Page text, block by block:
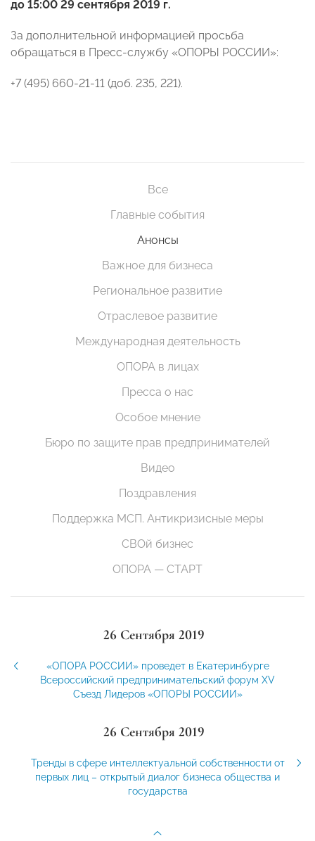
до 15:00 29 сентября 2019 г.
За дополнительной информацией просьба
обращаться в Пресс-службу «ОПОРЫ РОССИИ»:
+7 (495) 660-21-11 (доб. 235, 221).
Все
Главные события
Анонсы
Важное для бизнеса
Региональное развитие
Отраслевое развитие
Международная деятельность
ОПОРА в лицах
Пресса о нас
Особое мнение
Бюро по защите прав предпринимателей
Видео
Поздравления
Поддержка МСП. Антикризисные меры
СВОй бизнес
ОПОРА — СТАРТ
26 Сентября 2019
«ОПОРА РОССИИ» проведет в Екатеринбурге
Всероссийский предпринимательский форум XV
Съезд Лидеров «ОПОРЫ РОССИИ»
26 Сентября 2019
Тренды в сфере интеллектуальной собственности от
первых лиц – открытый диалог бизнеса общества и
государства